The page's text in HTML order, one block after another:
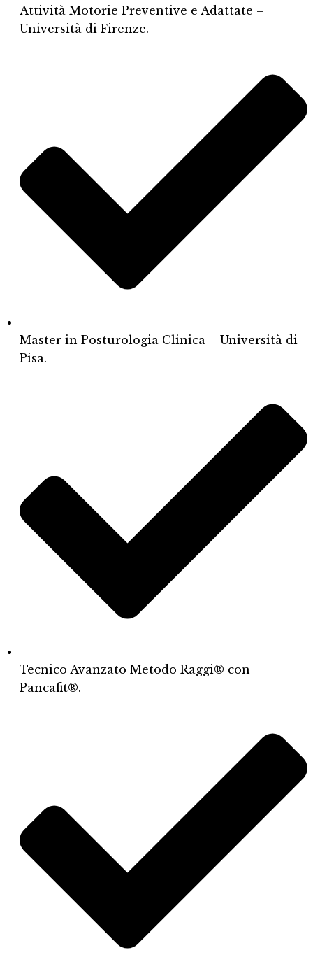
Attività Motorie Preventive e Adattate –
Università di Firenze.
Master in Posturologia Clinica – Università di
Pisa.
Tecnico Avanzato Metodo Raggi® con
Pancafit®.